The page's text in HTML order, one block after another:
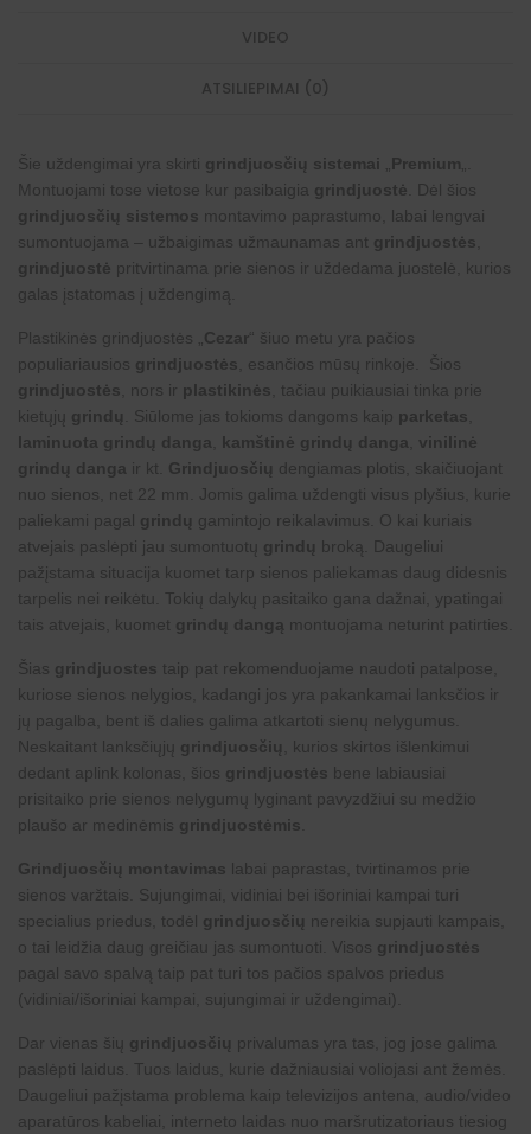
VIDEO
ATSILIEPIMAI (0)
Šie uždengimai yra skirti grindjuosčių sistemai „Premium „.
Montuojami tose vietose kur pasibaigia grindjuostė . Dėl šios
grindjuosčių sistemos montavimo paprastumo, labai lengvai
sumontuojama – užbaigimas užmaunamas ant grindjuostės
grindjuostė pritvirtinama prie sienos ir uždedama juostelė, kurios
galas įstatomas į uždengimą.
Plastikinės grindjuostės „Cezar“ šiuo metu yra pačios
populiariausios grindjuostės , esančios mūsų rinkoje. Šios
grindjuostės , nors ir plastikinės , tačiau puikiausiai tinka prie
kietųjų grindų . Siūlome jas tokioms dangoms kaip parketas
laminuota grindų danga
kamštinė grindų danga
vinilinė
grindų danga ir kt. Grindjuosčių dengiamas plotis, skaičiuojant
nuo sienos, net 22 mm. Jomis galima uždengti visus plyšius, kurie
paliekami pagal grindų gamintojo reikalavimus. O kai kuriais
atvejais paslėpti jau sumontuotų grindų broką. Daugeliui
pažįstama situacija kuomet tarp sienos paliekamas daug didesnis
tarpelis nei reikėtu. Tokių dalykų pasitaiko gana dažnai, ypatingai
tais atvejais, kuomet grindų dangą montuojama neturint patirties.
Šias grindjuostes taip pat rekomenduojame naudoti patalpose,
kuriose sienos nelygios, kadangi jos yra pakankamai lanksčios ir
jų pagalba, bent iš dalies galima atkartoti sienų nelygumus.
Neskaitant lanksčiųjų grindjuosčių
, kurios skirtos išlenkimui
dedant aplink kolonas, šios grindjuostės bene labiausiai
prisitaiko prie sienos nelygumų lyginant pavyzdžiui su medžio
plaušo ar medinėmis grindjuostėmis
Grindjuosčių montavimas labai paprastas, tvirtinamos prie
sienos varžtais. Sujungimai, vidiniai bei išoriniai kampai turi
specialius priedus, todėl grindjuosčių nereikia supjauti kampais,
o tai leidžia daug greičiau jas sumontuoti. Visos grindjuostės
pagal savo spalvą taip pat turi tos pačios spalvos priedus
(vidiniai/išoriniai kampai, sujungimai ir uždengimai).
Dar vienas šių grindjuosčių privalumas yra tas, jog jose galima
paslėpti laidus. Tuos laidus, kurie dažniausiai voliojasi ant žemės.
Daugeliui pažįstama problema kaip televizijos antena, audio/video
aparatūros kabeliai, interneto laidas nuo maršrutizatoriaus tiesiog